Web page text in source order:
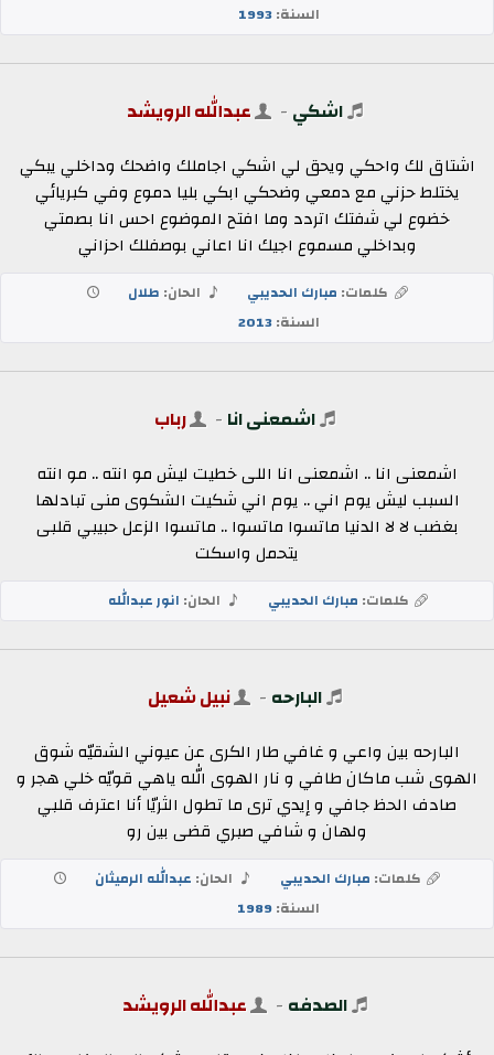
السنة:1993
اشكي - عبدالله الرويشد
اشتاق لك واحكي ويحق لي اشكي اجاملك واضحك وداخلي يبكي
يختلط حزني مع دمعي وضحكي ابكي بليا دموع وفي كبريائي
خضوع لي شفتك اتردد وما افتح الموضوع احس انا بصمتي
وبداخلي مسموع اجيك انا اعاني بوصفلك احزاني
كلمات: مبارك الحديبي الحان: طلال
السنة:2013
اشمعنى انا - رباب
اشمعنى انا .. اشمعنى انا اللى خطيت ليش مو انته .. مو انته
السبب ليش يوم اني .. يوم اني شكيت الشكوى منى تبادلها
بغضب لا لا الدنيا ماتسوا ماتسوا .. ماتسوا الزعل حبيبي قلبى
يتحمل واسكت
كلمات: مبارك الحديبي الحان: انور عبدالله
البارحه - نبيل شعيل
البارحه بين واعي و غافي طار الكرى عن عيوني الشقيّه شوق
الهوى شب ماكان طافي و نار الهوى الله ياهي قويّه خلي هجر و
صادف الحظ جافي و إيدي ترى ما تطول الثريّا أنا اعترف قلبي
ولهان و شافي صبري قضى بين رو
كلمات: مبارك الحديبي الحان: عبدالله الرميثان
السنة:1989
الصدفه - عبدالله الرويشد